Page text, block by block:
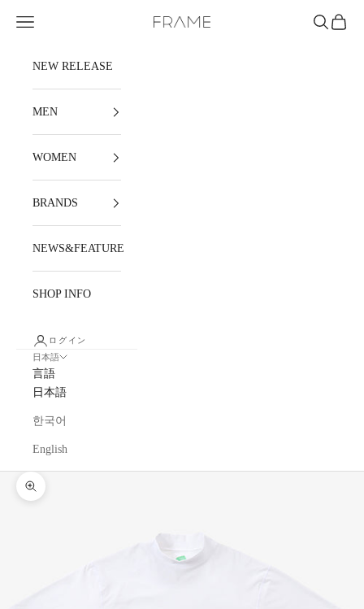
FRAME
メニュー 検索カート
NEW RELEASE
MEN
WOMEN
BRANDS
NEWS&FEATURE
SHOP INFO
ログイン
日本語
言語
日本語
한국어
English
ズームイン